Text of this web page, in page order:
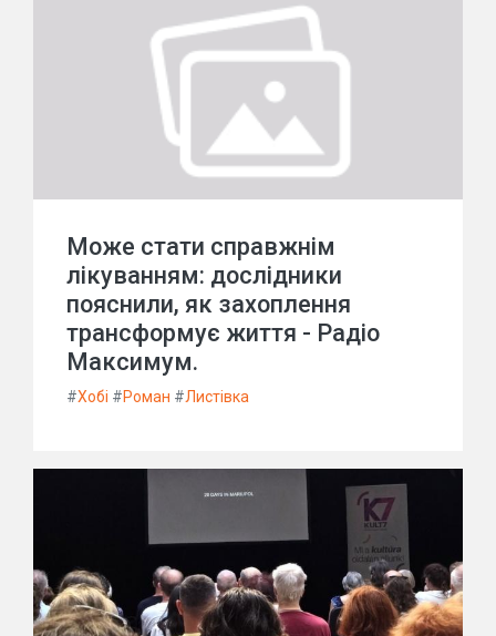
Може стати справжнім
лікуванням: дослідники
пояснили, як захоплення
трансформує життя - Радіо
Максимум.
#Хобі #Роман #Листівка